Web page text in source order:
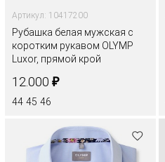
Артикул: 10417200
Рубашка белая мужская с
коротким рукавом OLYMP
Luxor, прямой крой
12.000 ₽
44 45 46